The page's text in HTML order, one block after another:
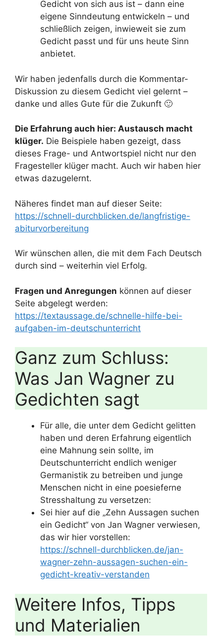
Gedicht von sich aus ist – dann eine
eigene Sinndeutung entwickeln – und
schließlich zeigen, inwieweit sie zum
Gedicht passt und für uns heute Sinn
anbietet.
Wir haben jedenfalls durch die Kommentar-
Diskussion zu diesem Gedicht viel gelernt –
danke und alles Gute für die Zukunft 🙂
Die Erfahrung auch hier: Austausch macht
klüger. Die Beispiele haben gezeigt, dass
dieses Frage- und Antwortspiel nicht nur den
Fragesteller klüger macht. Auch wir haben hier
etwas dazugelernt.
Näheres findet man auf dieser Seite:
https://schnell-durchblicken.de/langfristige-
abiturvorbereitung
Wir wünschen allen, die mit dem Fach Deutsch
durch sind – weiterhin viel Erfolg.
Fragen und Anregungen können auf dieser
Seite abgelegt werden:
https://textaussage.de/schnelle-hilfe-bei-
aufgaben-im-deutschunterricht
Ganz zum Schluss:
Was Jan Wagner zu
Gedichten sagt
Für alle, die unter dem Gedicht gelitten
haben und deren Erfahrung eigentlich
eine Mahnung sein sollte, im
Deutschunterricht endlich weniger
Germanistik zu betreiben und junge
Menschen nicht in eine poesieferne
Stresshaltung zu versetzen:
Sei hier auf die „Zehn Aussagen suchen
ein Gedicht“ von Jan Wagner verwiesen,
das wir hier vorstellen:
https://schnell-durchblicken.de/jan-
wagner-zehn-aussagen-suchen-ein-
gedicht-kreativ-verstanden
Weitere Infos, Tipps
und Materialien